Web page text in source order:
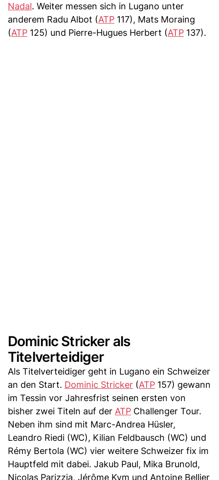
Nadal. Weiter messen sich in Lugano unter
anderem Radu Albot (ATP 117), Mats Moraing
(ATP 125) und Pierre-Hugues Herbert (ATP 137).
Dominic Stricker als
Titelverteidiger
Als Titelverteidiger geht in Lugano ein Schweizer
an den Start. Dominic Stricker (ATP 157) gewann
im Tessin vor Jahresfrist seinen ersten von
bisher zwei Titeln auf der ATP Challenger Tour.
Neben ihm sind mit Marc-Andrea Hüsler,
Leandro Riedi (WC), Kilian Feldbausch (WC) und
Rémy Bertola (WC) vier weitere Schweizer fix im
Hauptfeld mit dabei. Jakub Paul, Mika Brunold,
Nicolas Parizzia, Jérôme Kym und Antoine Bellier